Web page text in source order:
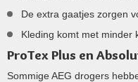
De extra gaatjes zorgen
Kleding komt met minder
ProTex Plus en
Sommige AEG drogers